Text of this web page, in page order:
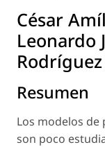
César
Leonardo
Rodríguez
Resumen
Los modelos
son poco